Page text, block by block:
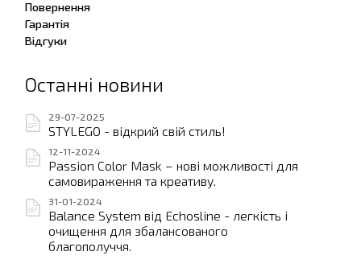
Повернення
Гарантія
Відгуки
Останні новини
29-07-2025
STYLEGO - відкрий свій стиль!
12-11-2024
Passion Color Mask – нові можливості для
самовираження та креативу.
31-01-2024
Balance System від Echosline - легкість і
очищення для збалансованого
благополуччя.